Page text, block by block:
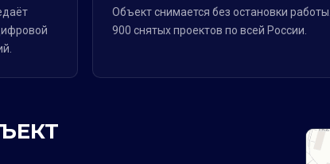
Объект снимается без остановки
900 снятых проектов по всей России.